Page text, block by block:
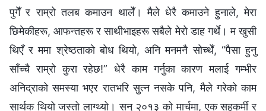
पुगेँ र राम्रो तलब कमाउन थालेँ। मैले धेरै कमाउने हुनाले, मेरा
छिमेकीहरू, आफन्तहरू र साथीभाइहरू सबैले मेरो डाह गर्थे। म खुसी
थिएँ र ममा श्रेष्ठताको बोध थियो, अनि मनमनै सोच्थेँ, “पैसा हुनु
साँच्चै राम्रो कुरा रहेछ!” धेरै काम गर्नुका कारण मलाई गम्भीर
अनिद्राको समस्या भएर रातभरि सुत्न नसके पनि, मैले गरेको काम
सार्थक थियो जस्तो लाग्थ्यो। सन् २०१३ को मार्चमा, एक सहकर्मी र